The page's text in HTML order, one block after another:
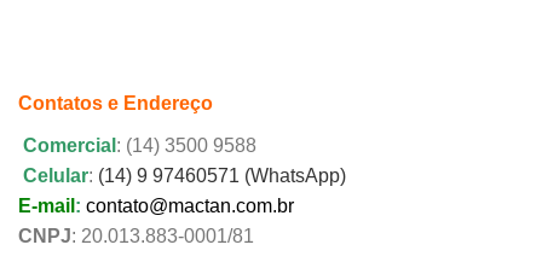
Contatos e Endereço
Comercial : (14) 3500 9588
Celular: (14) 9 97460571 (WhatsApp)
E-mail : contato@mactan.com.br
CNPJ: 20.013.883-0001/81